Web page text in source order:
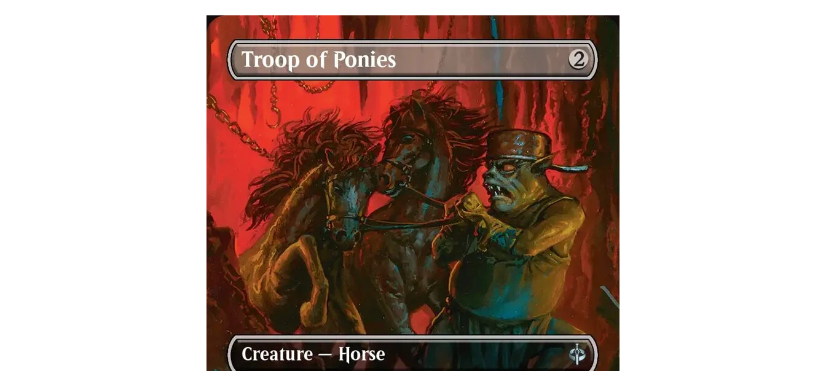
1 sobre de coleccionista de
Magic: The Gathering
Teenage Mutant Ninja Turtles
El sobre de coleccionista contiene 15 cartas deMagic: The Gathering
Puede contener las siguientes cartas: 1 a 190 y 196 a 314 de TMT; 1 a 97 de TMC; 1 a 20 de PZA
Entre 0 y 3 cartas surge foil
Entre 9 y 12 cartas foil tradicionales
5 cartas raras o de una rareza superior
3 o 4 cartas poco comunes
5 o 6 cartas comunes
1 carta de tierra
Hay una carta de estrella principal sin borde con la firma de Kevin Eastman en menos del 1 % de
los sobres
2 de 6 cartas promocionales
5 cartas de tierra básica de pizza foil tradicionales con arte completo
25 cartas de tierra básica de pizza no foil con arte completo
Contador de vidas Spindown sobredimensionado especial del Pizza Bundle